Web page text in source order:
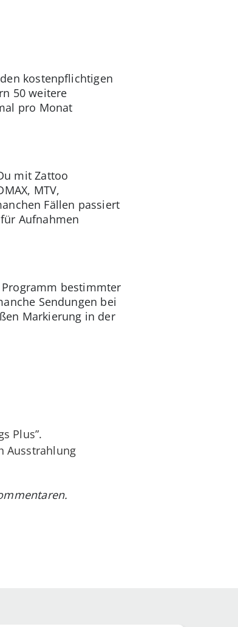
kostenpflichtigen
50 weitere
pro Monat
mit Zattoo
MTV,
Fällen passiert
Aufnahmen
bestimmter
Sendungen bei
Markierung in der
Plus”.
Ausstrahlung